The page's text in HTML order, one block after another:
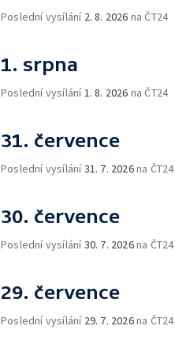
Poslední vysílání 2. 8. 2026 na ČT24
1. srpna
Poslední vysílání 1. 8. 2026 na ČT24
31. července
Poslední vysílání31. 7. 2026na ČT24
30. července
Poslední vysílání30. 7. 2026na ČT24
29. července
Poslední vysílání 29. 7. 2026na ČT24